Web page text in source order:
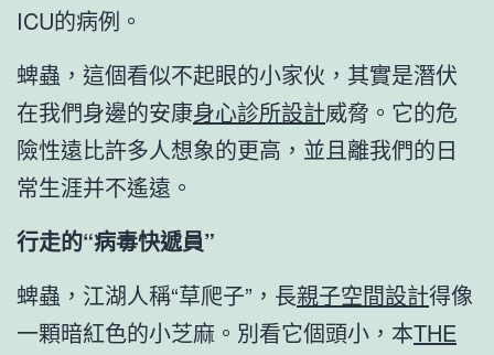
ICU的病例。
蜱蟲，這個看似不起眼的小家伙，其實是潛伏
在我們身邊的安康身心診所設計威脅。它的危
險性遠比許多人想象的更高，並且離我們的日
常生涯并不遙遠。
行走的“病毒快遞員”
蜱蟲，江湖人稱“草爬子”，長親子空間設計得像
一顆暗紅色的小芝麻。別看它個頭小，本THE